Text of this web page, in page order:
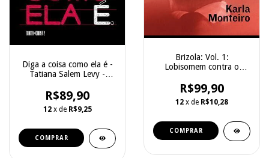
Diga a coisa como ela é -
Tatiana Salem Levy -
R$89,90
12 x de R$9,25
Brizola: Vol. 1:
Lobisomem contra o
Companhia das Letras
R$99,90
12 x de R$10,28